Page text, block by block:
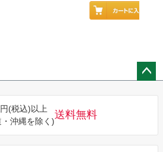
(税込)以上
沖縄を除く)
送料無料